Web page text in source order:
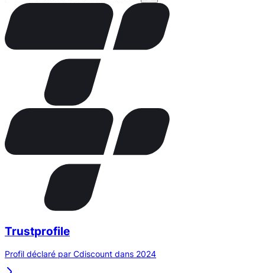
Trustprofile
Profil déclaré par Cdiscount dans 2024